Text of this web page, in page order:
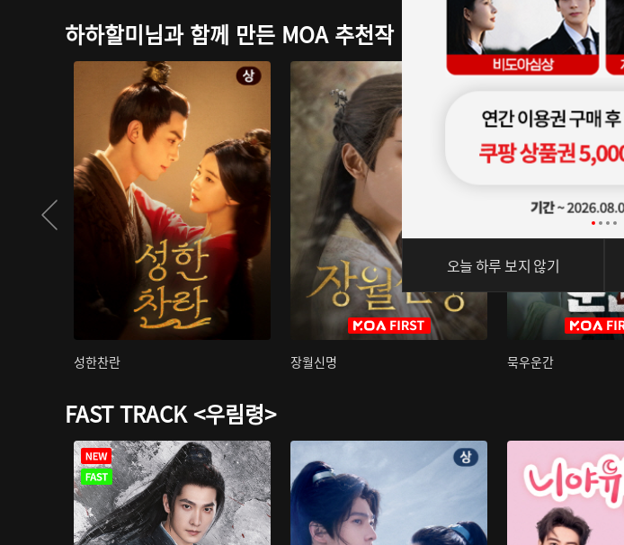
하하할미님과 함께 만든 MOA 추천작
성한찬란 장월신명 묵우운간
FAST TRACK <우림령>
오늘 하루 보지 않기